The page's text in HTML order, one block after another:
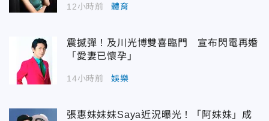
12小時前 體育
震撼彈！及川光博雙喜臨門 宣布閃電再婚
「愛妻已懷孕」
14小時前 娛樂
張惠妹妹妹Saya近況曝光！「阿妹妹」成